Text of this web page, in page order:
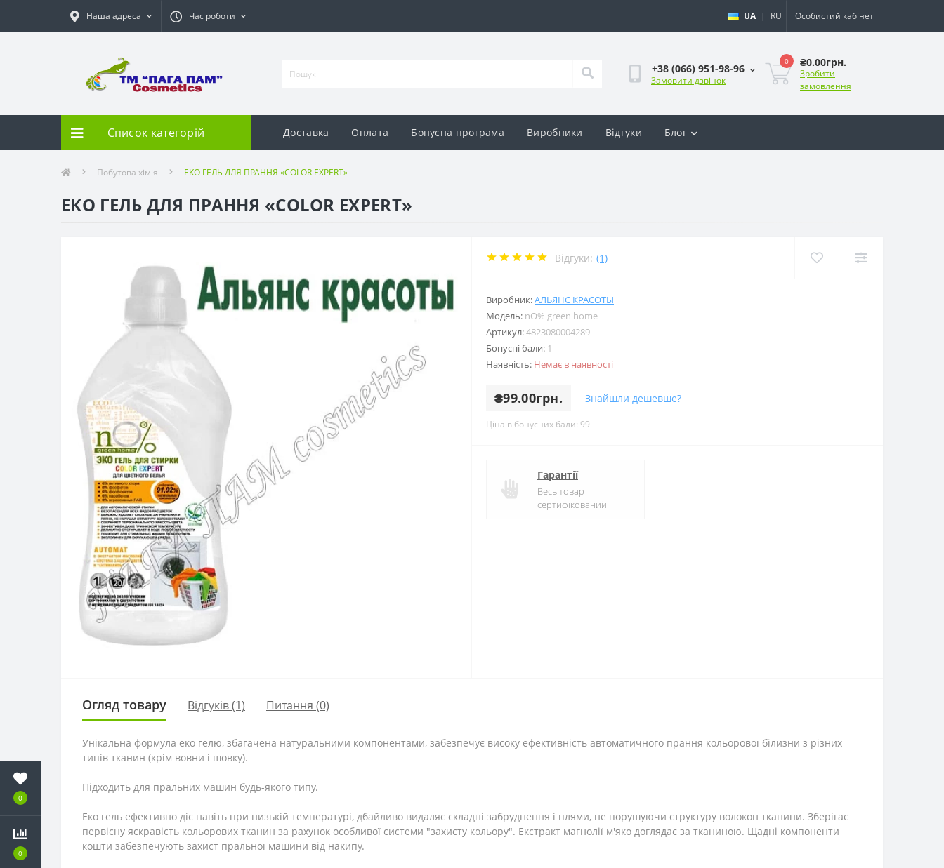
0
0
Наша адреса Час роботи UA | RU Особистий кабінет
+38 (066) 951-98-96
Замовити дзвінок
0 ₴0.00грн.
Зробити
замовлення
Список категорій Доставка Оплата Бонусна програма Виробники Відгуки Блог
Побутова хімія ЕКO ГЕЛЬ ДЛЯ ПРАННЯ «COLOR EXPERT»
ЕКO ГЕЛЬ ДЛЯ ПРАННЯ «COLOR EXPERT»
Відгуки: (1)
Виробник:АЛЬЯНС КРАСОТЫ
Модель: nO% green home
Артикул:4823080004289
Бонусні бали: 1
Наявність: Немає в наявності
₴99.00грн. Знайшли дешевше?
Ціна в бонусних бали: 99
Гарантії
Весь товар
сертифікований
Огляд товару Відгуків (1) Питання (0)
Унікальна формула еко гелю, збагачена натуральними компонентами, забезпечує високу ефективність автоматичного прання кольорової білизни з різних
типів тканин (крім вовни і шовку).
Підходить для пральних машин будь-якого типу.
Еко гель ефективно діє навіть при низькій температурі, дбайливо видаляє складні забруднення і плями, не порушуючи структуру волокон тканини. Зберігає
первісну яскравість кольорових тканин за рахунок особливої ​​системи "захисту кольору". Екстракт магнолії м'яко доглядає за тканиною. Щадні компоненти
кошти забезпечують захист пральної машини від накипу.